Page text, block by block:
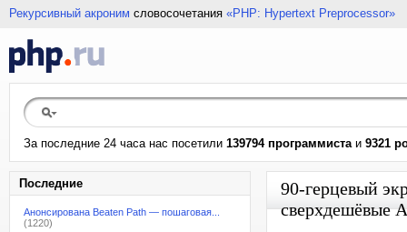
Рекурсивный акроним словосочетания «PHP: Hypertext Preprocessor»
За последние 24 часа нас посетили 139794 программистаи 9321
Последние
Анонсирована Beaten Path — пошаговая...
(1220)
90-герцевый
сверхдешёвые